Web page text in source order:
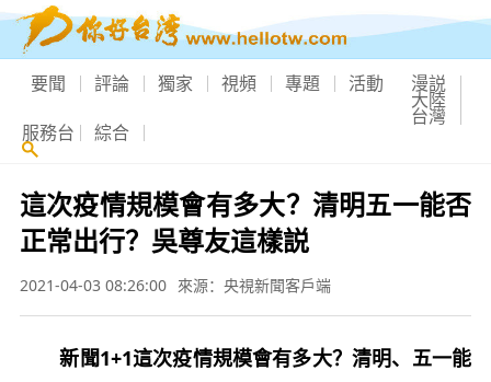
要聞 評論 獨家 視頻 專題 活動 漫説
大陸
台灣
服務台 綜合
這次疫情規模會有多大？清明五一能否
正常出行？吳尊友這樣説
2021-04-03 08:26:00 來源：央視新聞客戶端
新聞1+1這次疫情規模會有多大？清明、五一能